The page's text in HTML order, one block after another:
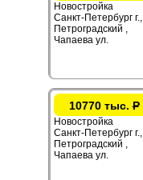
Новостройка
Санкт-Петербург г.,
Петроградский ,
Чапаева ул.
10770 тыс.Р
Новостройка
Санкт-Петербург г.,
Петроградский ,
Чапаева ул.